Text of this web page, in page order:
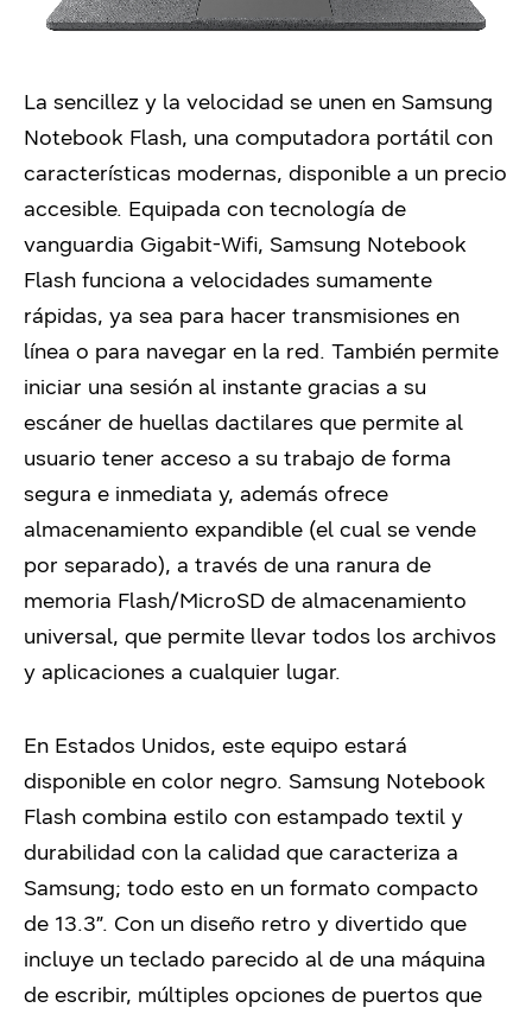
La sencillez y la velocidad se unen en Samsung
Notebook Flash, una computadora portátil con
características modernas, disponible a un precio
accesible. Equipada con tecnología de
vanguardia Gigabit-Wifi, Samsung Notebook
Flash funciona a velocidades sumamente
rápidas, ya sea para hacer transmisiones en
línea o para navegar en la red. También permite
iniciar una sesión al instante gracias a su
escáner de huellas dactilares que permite al
usuario tener acceso a su trabajo de forma
segura e inmediata y, además ofrece
almacenamiento expandible (el cual se vende
por separado), a través de una ranura de
memoria Flash/MicroSD de almacenamiento
universal, que permite llevar todos los archivos
y aplicaciones a cualquier lugar.
En Estados Unidos, este equipo estará
disponible en color negro. Samsung Notebook
Flash combina estilo con estampado textil y
durabilidad con la calidad que caracteriza a
Samsung; todo esto en un formato compacto
de 13.3”. Con un diseño retro y divertido que
incluye un teclado parecido al de una máquina
de escribir, múltiples opciones de puertos que